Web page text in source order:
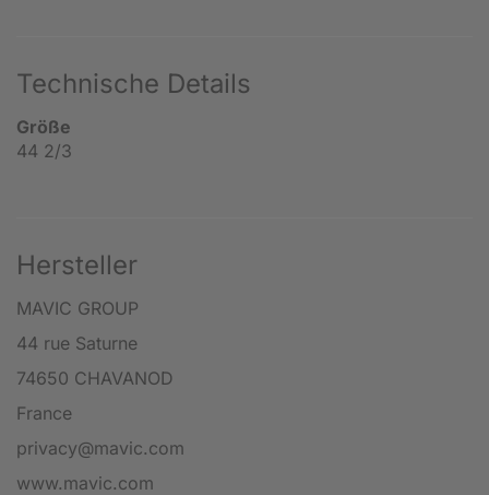
Technische Details
Größe
44 2/3
Hersteller
MAVIC GROUP
44 rue Saturne
74650 CHAVANOD
France
privacy@mavic.com
www.mavic.com